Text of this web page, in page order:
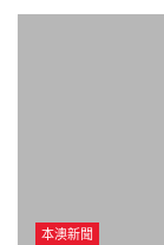
本澳新聞